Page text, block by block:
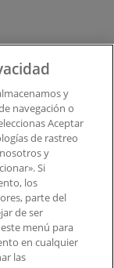
o en la
y
navegación o
Aceptar
de rastreo
y
Si
los
parte del
de ser
menú para
en cualquier
las